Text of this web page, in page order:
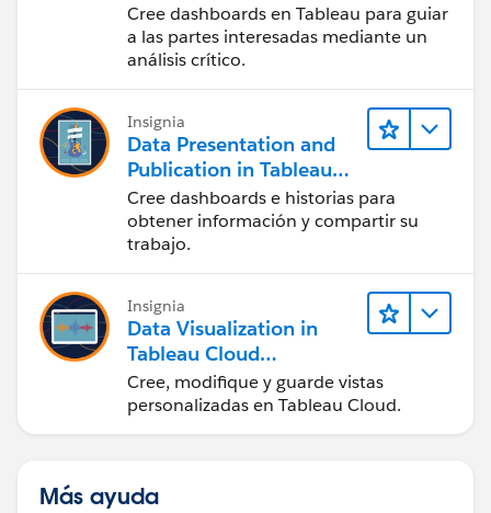
Cree dashboards en Tableau para guiar
a las partes interesadas mediante un
análisis crítico.
Insignia
Data Presentation and
Publication in Tableau
Desktop (Presentación
de datos y publicación
en Tableau Desktop)
Cree dashboards e historias para
obtener información y compartir su
trabajo.
Insignia
Data Visualization in
Tableau Cloud
(Visualización de datos
en Tableau Cloud)
Cree, modifique y guarde vistas
personalizadas en Tableau Cloud.
Más ayuda